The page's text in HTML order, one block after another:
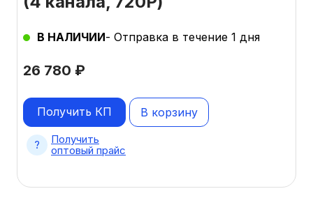
26 780 ₽
В НАЛИЧИИ- Отправка в течение 1 дня
В корзину
Получить КП
Получить
оптовый прайс